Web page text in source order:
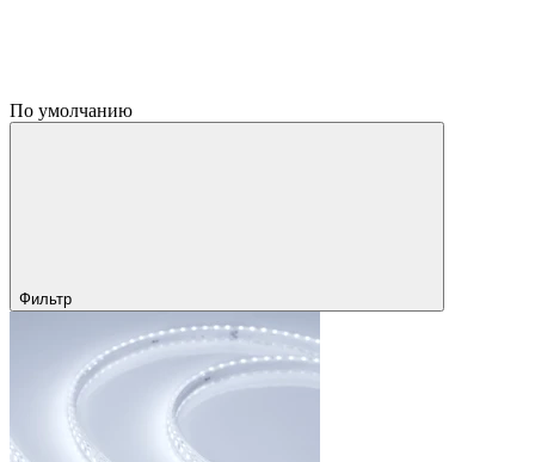
По умолчанию
Фильтр